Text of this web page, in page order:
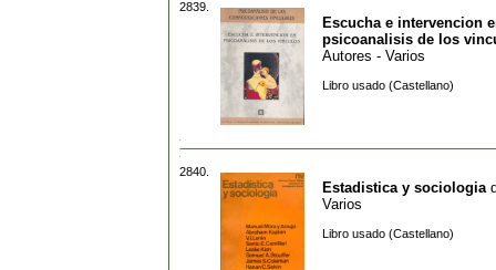
2839.
Escucha e intervencion
psicoanalisis de los
Autores - Varios
Libro usado (Castellano)
2840.
Estadistica y sociologia
Varios
Libro usado (Castellano)